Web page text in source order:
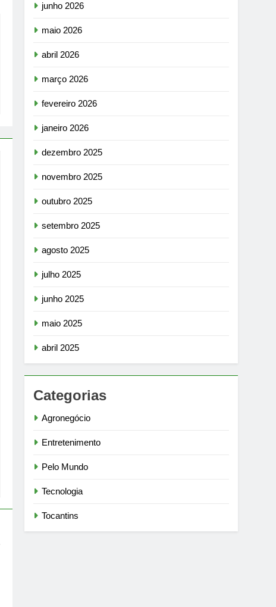
junho 2026
maio 2026
abril 2026
março 2026
fevereiro 2026
janeiro 2026
dezembro 2025
novembro 2025
outubro 2025
setembro 2025
agosto 2025
julho 2025
junho 2025
maio 2025
abril 2025
Categorias
Agronegócio
Entretenimento
Pelo Mundo
Tecnologia
Tocantins